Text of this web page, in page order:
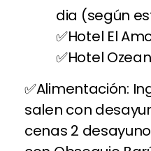
dia (según
Hotel El
Hotel
Alimentación:
salen con
cenas 2